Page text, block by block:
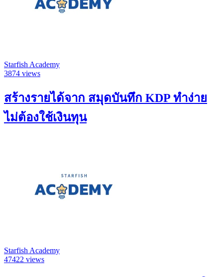
Starfish Academy
3874 views
สร้างรายได้จาก สมุดบันทึก KDP ทำง่าย
ไม่ต้องใช้เงินทุน
Starfish Academy
47422 views